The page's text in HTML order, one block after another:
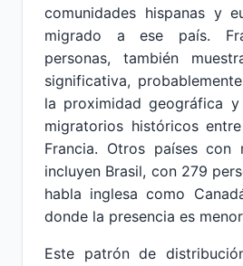
comunidades hispanas y
migrado a ese país.
personas, también
significativa,
la proximidad geográfica
migratorios históricos
Francia. Otros países con
incluyen Brasil, con 279
habla inglesa como
donde la presencia es
Este patrón de